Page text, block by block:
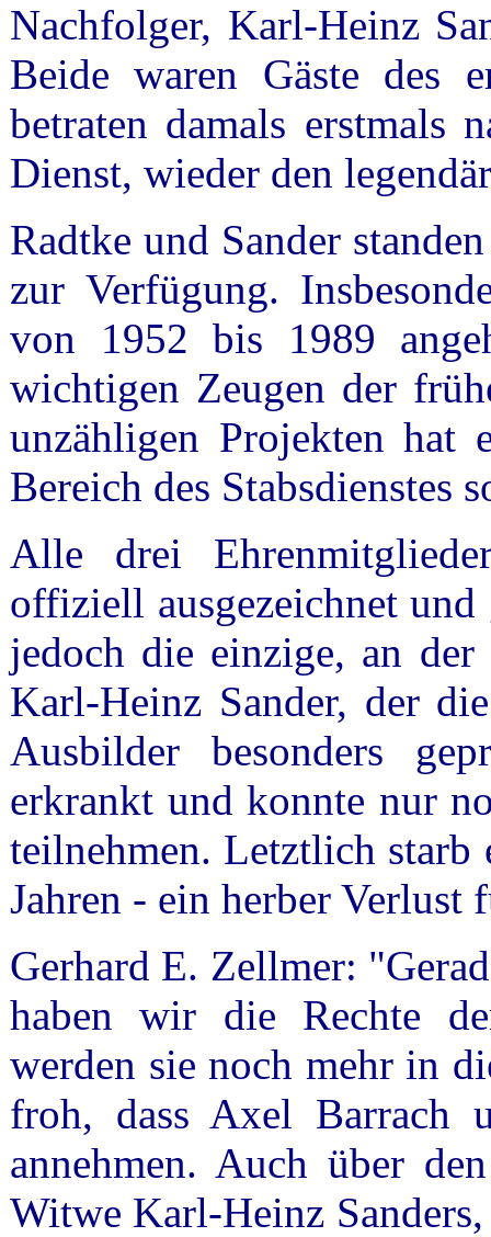
Nachfolger, Karl-Heinz
Beide waren Gäste des
betraten damals erstmals
Dienst, wieder den
Radtke und Sander
zur Verfügung.
von 1952 bis 1989
wichtigen Zeugen der
unzähligen Projekten
Bereich des Stabsdienstes
Alle drei
offiziell ausgezeichnet
jedoch die einzige, an
Karl-Heinz Sander, der
Ausbilder besonders
erkrankt und konnte nur
teilnehmen. Letztlich
Jahren - ein herber Verlust
Gerhard E. Zellmer:
haben wir die Rechte
werden sie noch mehr in
froh, dass Axel Barrach
annehmen. Auch über
Witwe Karl-Heinz